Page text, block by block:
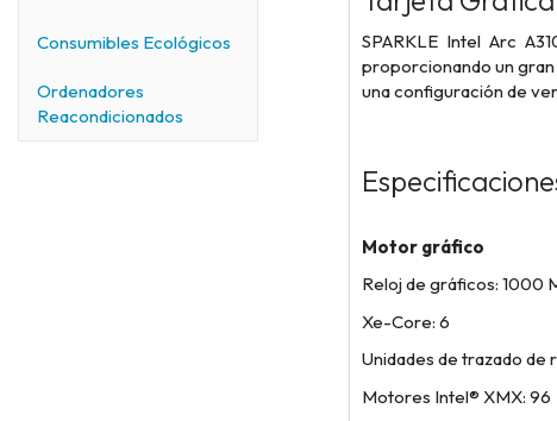
Consumibles Ecológicos
Ordenadores
Reacondicionados
SPARKLE Intel Arc
proporcionando un
una configuración de
Motor gráfico
Reloj de gráficos: 1000
Xe-Core: 6
Unidades de trazado de
Motores Intel® XMX: 96